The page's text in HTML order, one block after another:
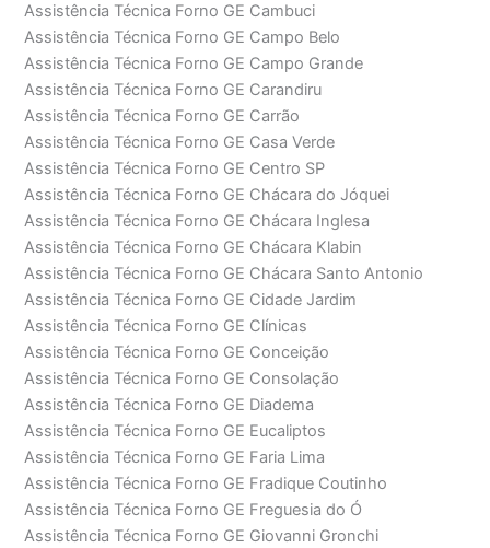
Assistência Técnica Forno GE Cambuci
Assistência Técnica Forno GE Campo Belo
Assistência Técnica Forno GE Campo Grande
Assistência Técnica Forno GE Carandiru
Assistência Técnica Forno GE Carrão
Assistência Técnica Forno GE Casa Verde
Assistência Técnica Forno GE Centro SP
Assistência Técnica Forno GE Chácara do Jóquei
Assistência Técnica Forno GE Chácara Inglesa
Assistência Técnica Forno GE Chácara Klabin
Assistência Técnica Forno GE Chácara Santo Antonio
Assistência Técnica Forno GE Cidade Jardim
Assistência Técnica Forno GE Clínicas
Assistência Técnica Forno GE Conceição
Assistência Técnica Forno GE Consolação
Assistência Técnica Forno GE Diadema
Assistência Técnica Forno GE Eucaliptos
Assistência Técnica Forno GE Faria Lima
Assistência Técnica Forno GE Fradique Coutinho
Assistência Técnica Forno GE Freguesia do Ó
Assistência Técnica Forno GE Giovanni Gronchi